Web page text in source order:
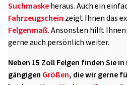
Suchmaskeheraus. Auch ein
Fahrzeugschein zeigt Ihnen das
Felgenmaß. Ansonsten hilft
gerne auch persönlich weiter.
Neben 15 Zoll Felgen finden Sie
gängigen Größen, die wir gerne